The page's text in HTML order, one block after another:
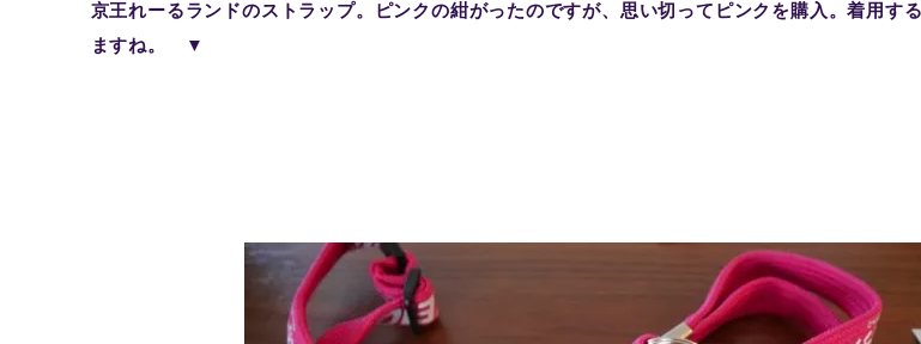
京王れーるランドのストラップ。ピンクの紺がったのですが、思い切ってピンクを購入。着用す
ますね。 ▼